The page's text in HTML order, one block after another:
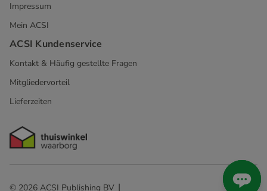
Impressum
Mein ACSI
ACSI Kundenservice
Kontakt & Häufig gestellte Fragen
Mitgliedervorteil
Lieferzeiten
© 2026 ACSI Publishing BV